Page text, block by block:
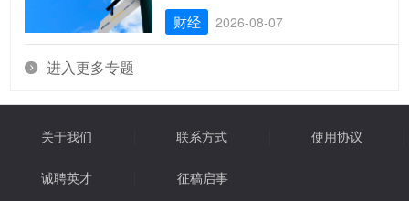
财经 2026-08-07
 进入更多专题
关于我们 联系方式 使用协议
诚聘英才 征稿启事